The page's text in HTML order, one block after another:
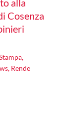
Cosenza
,
, Rende